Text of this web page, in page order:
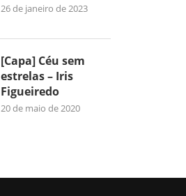
26 de janeiro de 2023
[Capa] Céu sem
estrelas – Iris
Figueiredo
20 de maio de 2020